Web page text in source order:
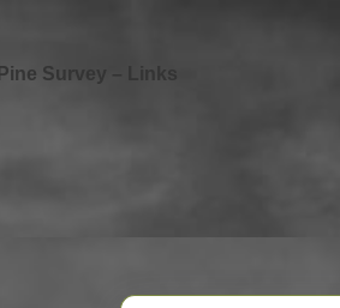
Pine Survey – Links